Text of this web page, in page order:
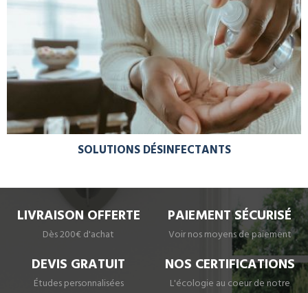
SOLUTIONS DÉSINFECTANTS
LIVRAISON OFFERTE
Dès 200€ d'achat
PAIEMENT SÉCURISÉ
Voir nos moyens de paiement
DEVIS GRATUIT
Études personnalisées
NOS CERTIFICATIONS
L'écologie au coeur de notre